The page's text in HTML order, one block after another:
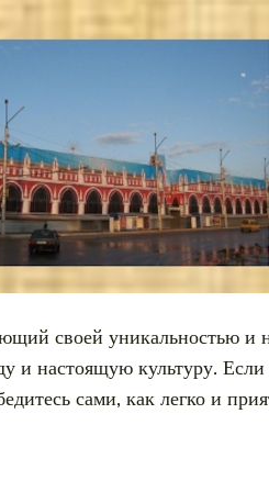
своей уникальностью и
и настоящую культуру.
сами, как легко и